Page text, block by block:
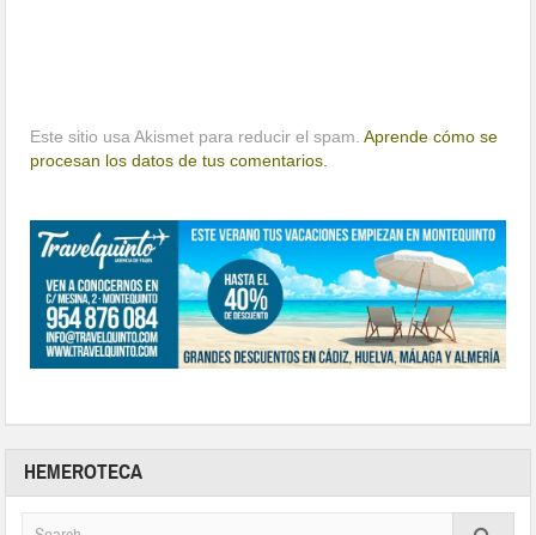
Este sitio usa Akismet para reducir el spam.Aprende cómo se
procesan los datos de tus comentarios.
HEMEROTECA